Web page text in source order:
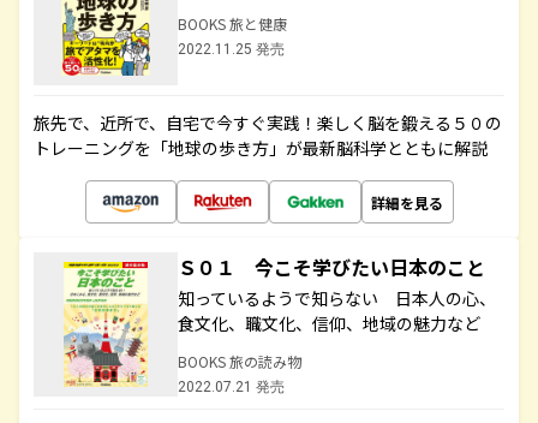
BOOKS 旅と健康
2022.11.25 発売
旅先で、近所で、自宅で今すぐ実践！楽しく脳を鍛える５０の
トレーニングを「地球の歩き方」が最新脳科学とともに解説
詳細を見る
Ｓ０１ 今こそ学びたい日本のこと
知っているようで知らない 日本人の心、
食文化、職文化、信仰、地域の魅力など
BOOKS 旅の読み物
2022.07.21 発売